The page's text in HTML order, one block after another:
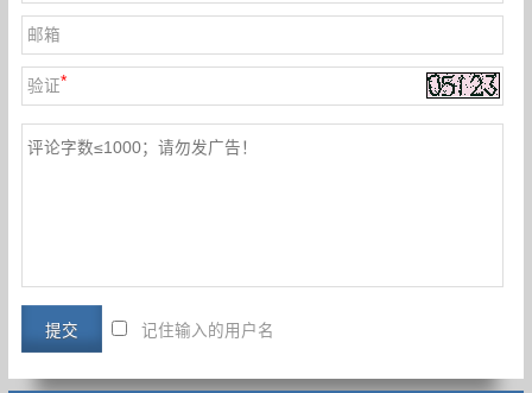
邮箱
验证*
记住输入的用户名